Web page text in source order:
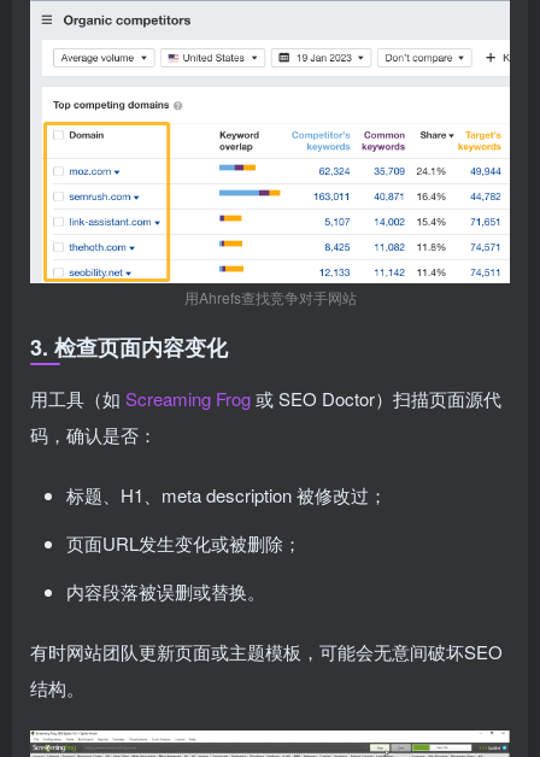
用Ahrefs查找竞争对手网站
3. 检查页面内容变化
用工具（如 Screaming Frog或 SEO Doctor）扫描页面源代
码，确认是否：
标题、H1、meta description 被修改过；
页面URL发生变化或被删除；
内容段落被误删或替换。
有时网站团队更新页面或主题模板，可能会无意间破坏SEO
结构。